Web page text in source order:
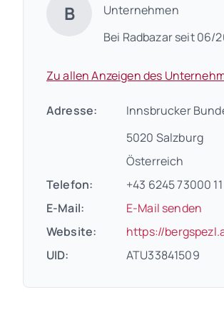
B
Unternehmen
Bei Radbazar seit 06/
Zu allen Anzeigen des
Adresse:
Innsbrucker
5020 Salzburg
Österreich
Telefon:
+43 6245 73000 11
E-Mail:
E-Mail senden
Website:
https://
UID:
ATU33841509